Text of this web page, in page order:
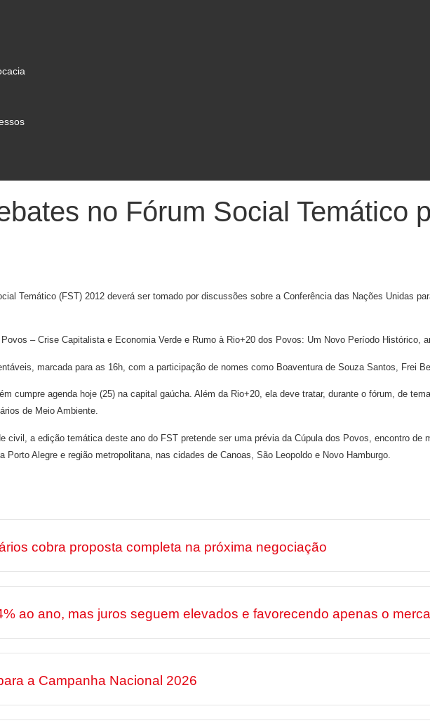
no Fórum Social Temático
Temático (FST) 2012 deverá ser tomado por discussões sobre a Conferência das Nações Unidas
– Crise Capitalista e Economia Verde e Rumo à Rio+20 dos Povos: Um Novo Período Histórico,
marcada para as 16h, com a participação de nomes como Boaventura de Souza Santos, Frei
cumpre agenda hoje (25) na capital gaúcha. Além da Rio+20, ela deve tratar, durante o fórum, de
de Meio Ambiente.
civil, a edição temática deste ano do FST pretende ser uma prévia da Cúpula dos Povos, encontro
Alegre e região metropolitana, nas cidades de Canoas, São Leopoldo e Novo Hamburgo.
cobra proposta completa na próxima negociação
ao ano, mas juros seguem elevados e favorecendo apenas o
a Campanha Nacional 2026